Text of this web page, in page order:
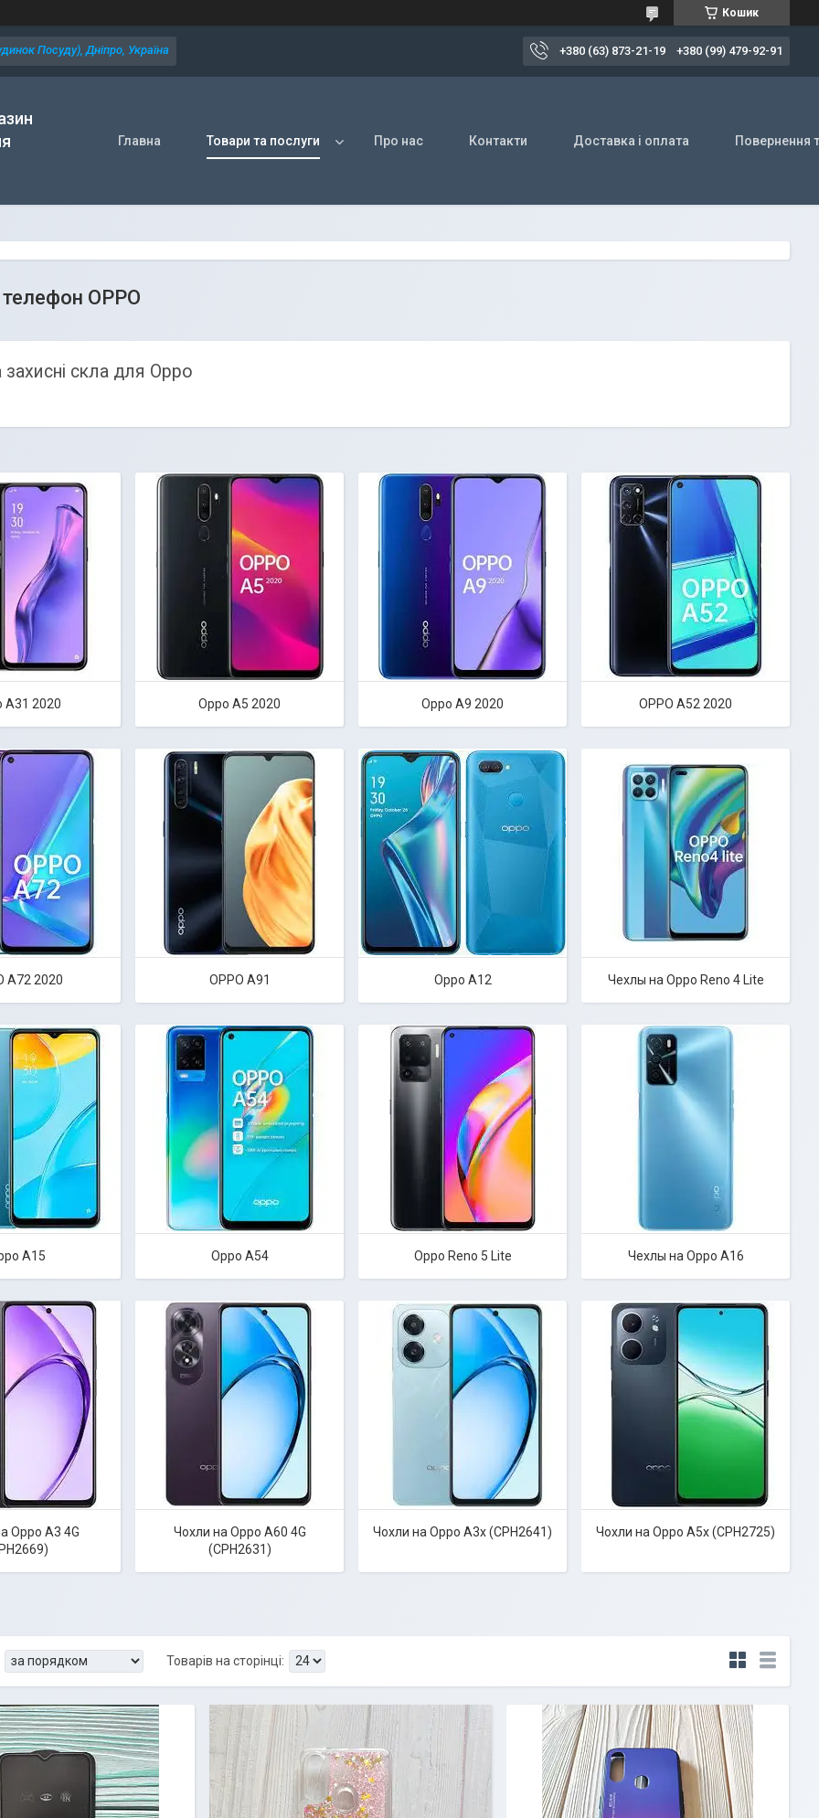
Кошик
Посуду), Дніпро, Україна +380 (63) 873-21-19 +380 (99) 479-92-91
Главна Товари та послуги Про нас Контакти Доставка і оплата Повернення
OPPO
скла для Oppo
A31 2020 Oppo A5 2020 Oppo A9 2020 OPPO A52 2020
A72 2020 OPPO A91 Oppo A12 Чехлы на Oppo Reno 4 Lite
A15 Oppo A54 Oppo Reno 5 Lite Чехлы на Oppo A16
Oppo A3 4G
Чохли на Oppo A60 4G
(CPH2631)
Чохли на Oppo A3x (CPH2641) Чохли на Oppo A5x (CPH2725)